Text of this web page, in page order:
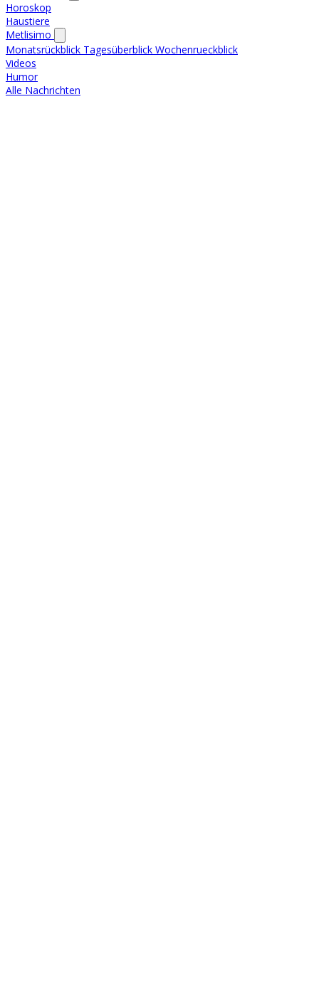
Horoskop
Haustiere
Metlisimo
Monatsrückblick Tagesüberblick Wochenrueckblick
Videos
Humor
Alle Nachrichten